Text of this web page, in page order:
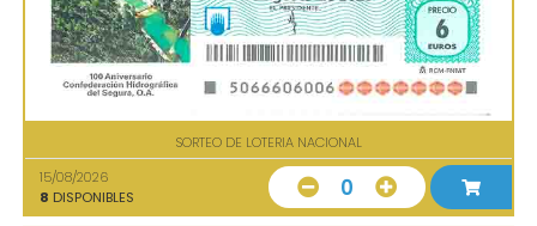
SORTEO DE LOTERIA NACIONAL
15/08/2026
8 DISPONIBLES 0